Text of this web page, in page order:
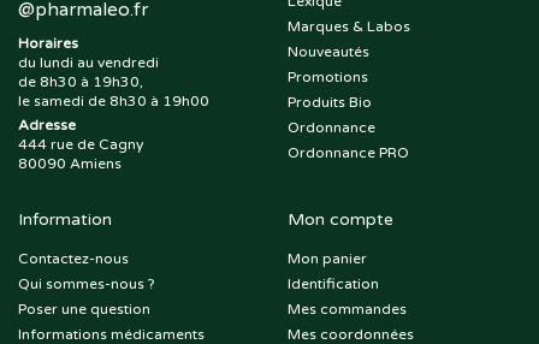
@pharmaleo.fr
Horaires
du lundi au vendredi
de 8h30 à 19h30,
le samedi de 8h30 à 19h00
Adresse
444 rue de Cagny
80090 Amiens
Marques & Labos
Nouveautés
Promotions
Produits Bio
Ordonnance
Ordonnance PRO
Information
Contactez-nous
Qui sommes-nous ?
Poser une question
Informations médicaments
Mon compte
Mon panier
Identification
Mes commandes
Mes coordonnées